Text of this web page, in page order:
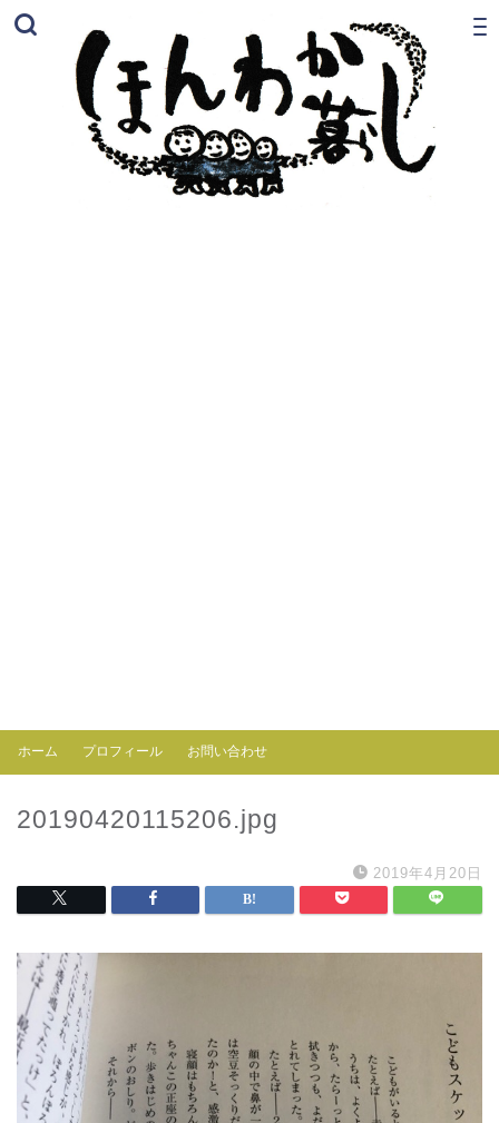
ホーム プロフィール お問い合わせ
20190420115206.jpg
2019年4月20日